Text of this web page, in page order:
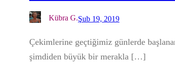
Kübra G.Şub 19, 2019
Çekimlerine geçtiğimiz günlerde
şimdiden büyük bir merakla […]